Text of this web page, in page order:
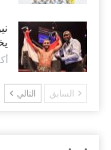
السابق التالي